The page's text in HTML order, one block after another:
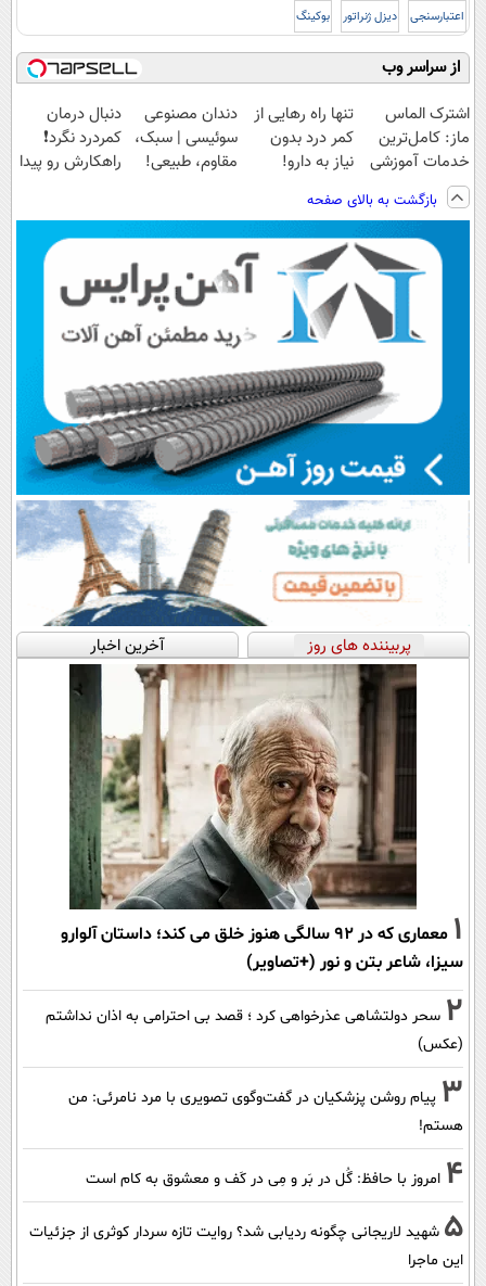
اعتبارسنجی دیزل ژنراتور بوکینگ
از سراسر وب
اشترک الماس
ماز: کامل‌ترین
خدمات آموزشی
برای کنکوری‌ها
تنها راه رهایی از
کمر درد بدون
نیاز به دارو!
پر کن)
دندان مصنوعی
سوئیسی | سبک،
مقاوم، طبیعی!
اقساطی😍
دنبال درمان
کمردرد نگرد❗
راهکارش رو پیدا
بازگشت به بالای صفحه
پربیننده های روز آخرین اخبار
1
معماری که در 92 سالگی هنوز خلق می کند؛ داستان آلوارو
سیزا، شاعر بتن و نور (+تصاویر)
2 سحر دولتشاهی عذرخواهی کرد ؛ قصد بی احترامی به اذان نداشتم
(عکس)
3 پیام روشن پزشکیان در گفت‌و‌گوی تصویری با مرد نامرئی: من
هستم!
4 امروز با حافظ: گُل در بَر و مِی در کَف و معشوق به کام است
5 شهید لاریجانی چگونه ردیابی شد؟ روایت تازه سردار کوثری از جزئیات
این ماجرا